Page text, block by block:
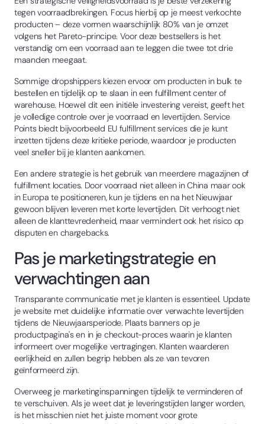
tegen voorraadbrekingen. Focus hierbij op je meest verkochte
producten – deze vormen waarschijnlijk 80% van je omzet
volgens het Pareto-principe. Voor deze bestsellers is het
verstandig om een voorraad aan te leggen die twee tot drie
maanden meegaat.
Sommige dropshippers kiezen ervoor om producten in bulk te
bestellen en tijdelijk op te slaan in een fulfillment center of
warehouse. Hoewel dit een initiële investering vereist, geeft het
je volledige controle over je voorraad en levertijden. Service
Points biedt bijvoorbeeld EU fulfillment services die je kunt
inzetten tijdens deze kritieke periode, waardoor je producten
veel sneller bij je klanten aankomen.
Een andere strategie is het gebruik van meerdere magazijnen of
fulfillment locaties. Door voorraad niet alleen in China maar ook
in Europa te positioneren, kun je tijdens en na het Nieuwjaar
gewoon blijven leveren met korte levertijden. Dit verhoogt niet
alleen de klanttevredenheid, maar vermindert ook het risico op
disputen en chargebacks.
Pas je marketingstrategie en
verwachtingen aan
Transparante communicatie met je klanten is essentieel. Update
je website met duidelijke informatie over verwachte levertijden
tijdens de Nieuwjaarsperiode. Plaats banners op je
productpagina's en in je checkout-proces waarin je klanten
informeert over mogelijke vertragingen. Klanten waarderen
eerlijkheid en zullen begrip hebben als ze van tevoren
geïnformeerd zijn.
Overweeg je marketinginspanningen tijdelijk te verminderen of
te verschuiven. Als je weet dat je leveringstijden langer worden,
is het misschien niet het juiste moment voor grote